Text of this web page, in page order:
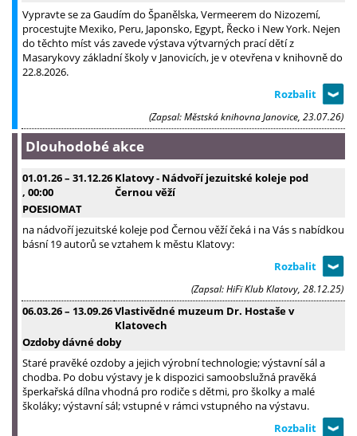
Vypravte se za Gaudím do Španělska, Vermeerem do Nizozemí,
procestujte Mexiko, Peru, Japonsko, Egypt, Řecko i New York. Nejen
do těchto míst vás zavede výstava výtvarných prací dětí z
Masarykovy základní školy v Janovicích, je v otevřena v knihovně do
22.8.2026.
(Zapsal: Městská knihovna Janovice, 23.07.26)
Dlouhodobé akce
01.01.26– 31.12.26
, 00:00
Klatovy - Nádvoří jezuitské koleje pod
Černou věží
POESIOMAT
na nádvoří jezuitské koleje pod Černou věží čeká i na Vás s nabídkou
básní 19 autorů se vztahem k městu Klatovy:
(Zapsal: HiFï Klub Klatovy, 28.12.25)
06.03.26– 13.09.26Vlastivědné muzeum Dr. Hostaše v
Klatovech
Ozdoby dávné doby
Staré pravěké ozdoby a jejich výrobní technologie; výstavní sál a
chodba. Po dobu výstavy je k dispozici samoobslužná pravěká
šperkařská dílna vhodná pro rodiče s dětmi, pro školky a malé
školáky; výstavní sál; vstupné v rámci vstupného na výstavu.